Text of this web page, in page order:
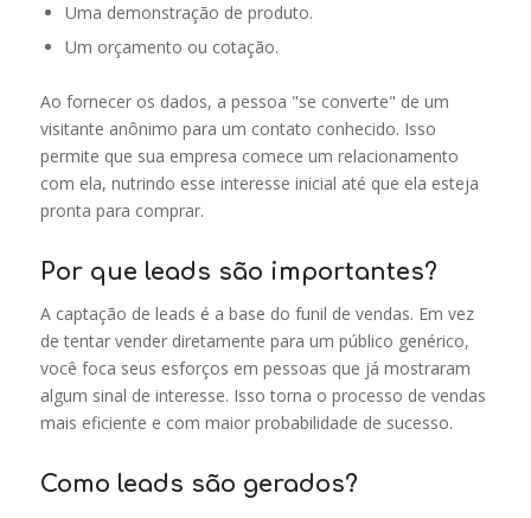
Uma demonstração de produto.
Um orçamento ou cotação.
Ao fornecer os dados, a pessoa "se converte" de um
visitante anônimo para um contato conhecido. Isso
permite que sua empresa comece um relacionamento
com ela, nutrindo esse interesse inicial até que ela esteja
pronta para comprar.
Por que leads são importantes?
A captação de leads é a base do funil de vendas. Em vez
de tentar vender diretamente para um público genérico,
você foca seus esforços em pessoas que já mostraram
algum sinal de interesse. Isso torna o processo de vendas
mais eficiente e com maior probabilidade de sucesso.
Como leads são gerados?